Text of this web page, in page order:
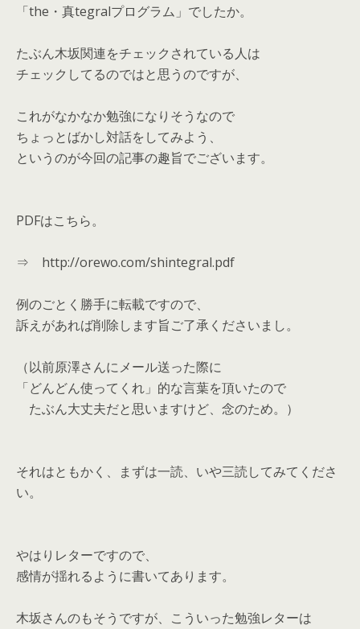
「the・真tegralプログラム」でしたか。
たぶん木坂関連をチェックされている人は
チェックしてるのではと思うのですが、
これがなかなか勉強になりそうなので
ちょっとばかし対話をしてみよう、
というのが今回の記事の趣旨でございます。
PDFはこちら。
⇒ http://orewo.com/shintegral.pdf
例のごとく勝手に転載ですので、
訴えがあれば削除します旨ご了承くださいまし。
（以前原澤さんにメール送った際に
「どんどん使ってくれ」的な言葉を頂いたので
たぶん大丈夫だと思いますけど、念のため。）
それはともかく、まずは一読、いや三読してみてくださ
い。
やはりレターですので、
感情が揺れるように書いてあります。
木坂さんのもそうですが、こういった勉強レターは